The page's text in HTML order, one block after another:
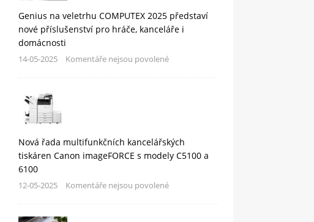
Genius na veletrhu COMPUTEX 2025 představí
nové příslušenství pro hráče, kanceláře i
domácnosti
14-05-2025 Komentáře nejsou povolené
Nová řada multifunkčních kancelářských
tiskáren Canon imageFORCE s modely C5100 a
6100
12-05-2025 Komentáře nejsou povolené